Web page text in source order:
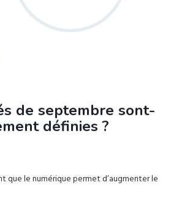
de septembre sont-
définies ?
que le numérique permet d’augmenter le